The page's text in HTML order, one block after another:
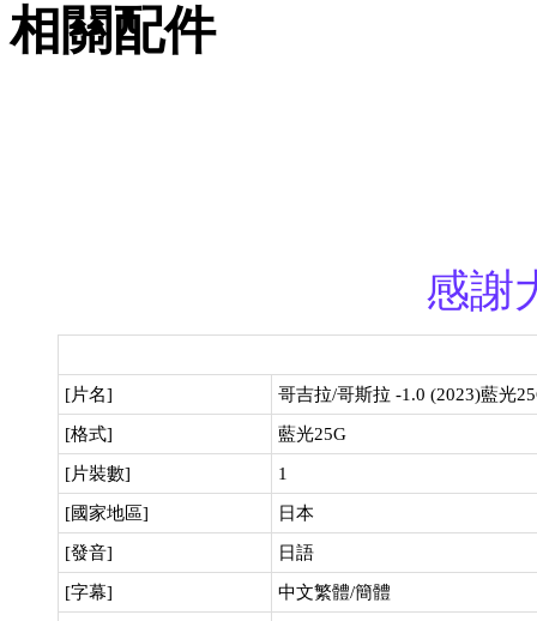
相關配件
感謝
[片名] 哥吉拉/哥斯拉 -1.0 (2023)藍光
[格式] 藍光25G
[片裝數] 1
[國家地區] 日本
[發音] 日語
[字幕] 中文繁體/簡體